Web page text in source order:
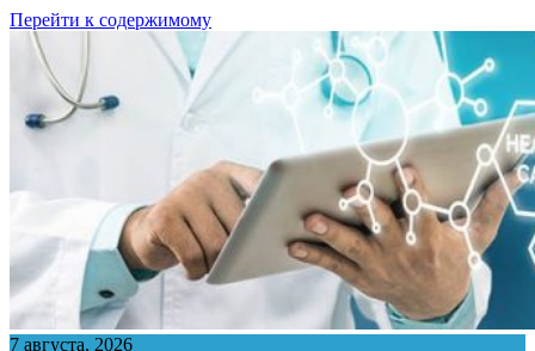
Перейти к содержимому
7 августа, 2026